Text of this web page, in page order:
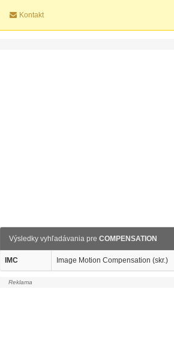
Kontakt
Výsledky vyhľadávania pre COMPENSATION
IMC Image Motion Compensation (skr.)